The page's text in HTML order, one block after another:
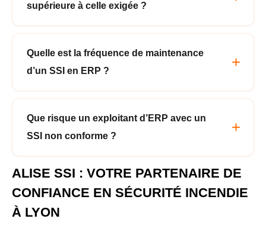
supérieure à celle exigée ?
Quelle est la fréquence de maintenance
d’un SSI en ERP ?
Que risque un exploitant d’ERP avec un
SSI non conforme ?
ALISE SSI : VOTRE PARTENAIRE DE
CONFIANCE EN SÉCURITÉ INCENDIE
À LYON